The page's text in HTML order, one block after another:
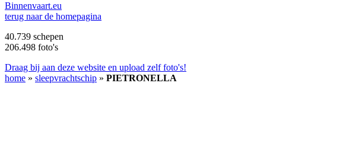
Binnenvaart.eu
terug naar de homepagina
40.739 schepen
206.498 foto's
Draag bij aan deze website en upload zelf foto's!
home » sleepvrachtschip » PIETRONELLA